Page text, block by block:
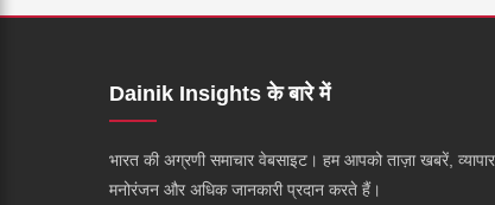
Dainik Insights के बारे में
भारत की अग्रणी समाचार वेबसाइट। हम आपको ताज़ा खबरें,
मनोरंजन और अधिक जानकारी प्रदान करते हैं।